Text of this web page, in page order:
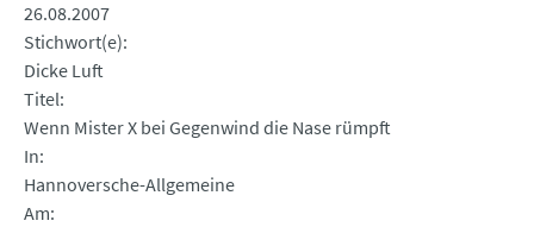
26.08.2007
Stichwort(e)
Dicke Luft
Titel
Wenn Mister X bei Gegenwind die Nase rümpft
In
Hannoversche-Allgemeine
Am